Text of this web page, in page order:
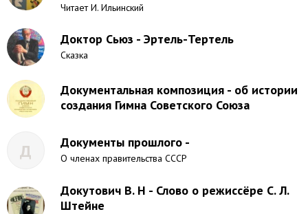
Читает И. Ильинский
Доктор Сьюз - Эртель-Тертель
Сказка
Документальная композиция - об истории
создания Гимна Советского Союза
Д Документы прошлого -
О членах правительства СССР
Докутович В. Н - Слово о режиссёре С. Л.
Штейне